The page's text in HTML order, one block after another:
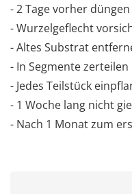
- 2 Tage vorher
- Wurzelgeflecht
- Altes Substrat
- In Segmente
- Jedes Teilstück
- 1 Woche lang nicht
- Nach 1 Monat zum